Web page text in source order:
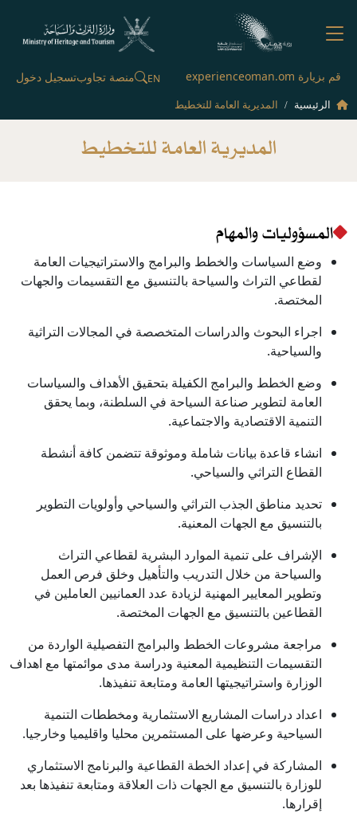
قم بزيارة experienceoman.om EN منصة تجاوبتسجيل دخول
الرئيسية المديرية العامة للتخطيط
المديرية العامة للتخطيط
​​المسؤوليات والمهام
وضع السياسات والخطط والبرامج والاستراتيجيات العامة
لقطاعي التراث والسياحة بالتنسيق مع التقسيمات والجهات
المختصة.
اجراء البحوث والدراسات المتخصصة في المجالات التراثية
والسياحية.
وضع الخطط والبرامج الكفيلة بتحقيق الأهداف والسياسات
العامة لتطوير صناعة السياحة في السلطنة، وبما يحقق
التنمية الاقتصادية والاجتماعية.
انشاء قاعدة بيانات شاملة وموثوقة تتضمن كافة أنشطة
القطاع التراثي والسياحي.
تحديد مناطق الجذب التراثي والسياحي وأولويات التطوير
بالتنسيق مع الجهات المعنية.
الإشراف على تنمية الموارد البشرية لقطاعي التراث
والسياحة من خلال التدريب والتأهيل وخلق فرص العمل
وتطوير المعايير المهنية لزيادة عدد العمانيين العاملين في
القطاعين بالتنسيق مع الجهات المختصة.
مراجعة مشروعات الخطط والبرامج التفصيلية الواردة من
التقسيمات التنظيمية المعنية ودراسة مدى موائمتها مع اهداف
الوزارة واستراتيجيتها العامة ومتابعة تنفيذها.
اعداد دراسات المشاريع الاستثمارية ومخططات التنمية
السياحية وعرضها على المستثمرين محليا واقليميا وخارجيا.
المشاركة في إعداد الخطة القطاعية والبرنامج الاستثماري
للوزارة بالتنسيق مع الجهات ذات العلاقة ومتابعة تنفيذها بعد
إقرارها.